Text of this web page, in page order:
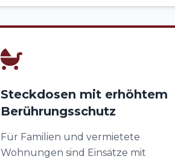
Steckdosen mit erhöhtem
Berührungsschutz
Für Familien und vermietete
Wohnungen sind Einsätze mit